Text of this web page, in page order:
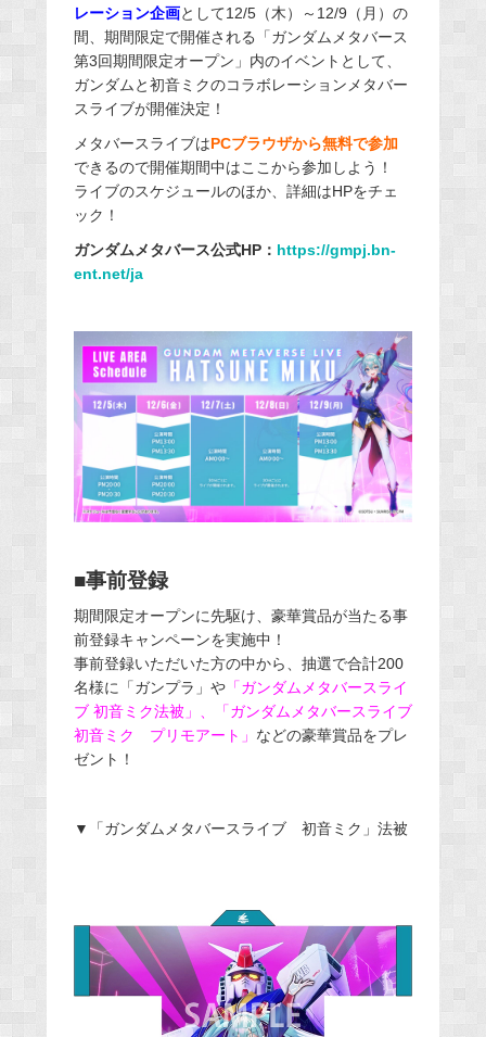
レーション企画として12/5（木）～12/9（月）の
間、期間限定で開催される「ガンダムメタバース
第3回期間限定オープン」内のイベントとして、
ガンダムと初音ミクのコラボレーションメタバー
スライブが開催決定！
メタバースライブはPCブラウザから無料で参加
できるので開催期間中はここから参加しよう！
ライブのスケジュールのほか、詳細はHPをチェ
ック！
ガンダムメタバース公式HP： https://gmpj.bn-
ent.net/ja
■事前登録
期間限定オープンに先駆け、豪華賞品が当たる事
前登録キャンペーンを実施中！
事前登録いただいた方の中から、抽選で合計200
名様に「ガンプラ」や「ガンダムメタバースライ
ブ 初音ミク法被」、「ガンダムメタバースライブ
初音ミク プリモアート」 などの豪華賞品をプレ
ゼント！
▼「ガンダムメタバースライブ 初音ミク」法被